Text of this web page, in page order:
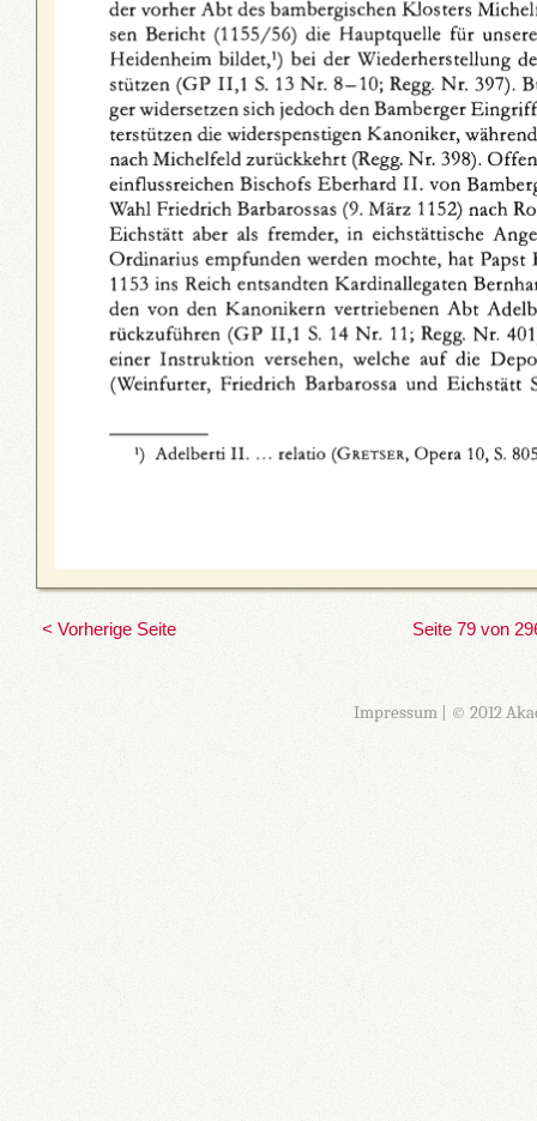
< Vorherige Seite Seite 79 von
Impressum| © 2012